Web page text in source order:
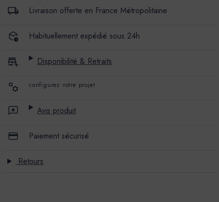
COULEUR
FIGUIER
COULEUR
FIGUIER
Livraison offerte en France Métropolitaine
Habituellement expédié sous 24h
Disponibilité & Retraits
configurez votre projet
Avis produit
Paiement sécurisé
Retours